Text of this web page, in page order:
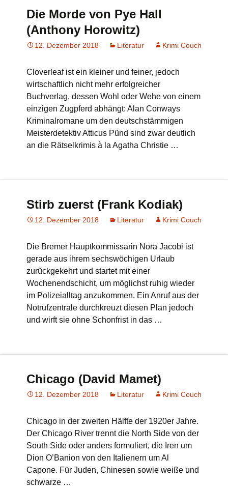
Die Morde von Pye Hall
(Anthony Horowitz)
12. Dezember 2018 Literatur Krimi Couch
Cloverleaf ist ein kleiner und feiner, jedoch
wirtschaftlich nicht mehr erfolgreicher
Buchverlag, dessen Wohl oder Wehe von einem
einzigen Zugpferd abhängt: Alan Conways
Kriminalromane um den deutschstämmigen
Meisterdetektiv Atticus Pünd sind zwar deutlich
an die Rätselkrimis à la Agatha Christie …
Stirb zuerst (Frank Kodiak)
12. Dezember 2018 Literatur Krimi Couch
Die Bremer Hauptkommissarin Nora Jacobi ist
gerade aus ihrem sechswöchigen Urlaub
zurückgekehrt und startet mit einer
Wochenendschicht, um möglichst ruhig wieder
im Polizeialltag anzukommen. Ein Anruf aus der
Notrufzentrale durchkreuzt diesen Plan jedoch
und wirft sie ohne Schonfrist in das …
Chicago (David Mamet)
12. Dezember 2018 Literatur Krimi Couch
Chicago in der zweiten Hälfte der 1920er Jahre.
Der Chicago River trennt die North Side von der
South Side oder anders formuliert, die Iren um
Dion O’Banion von den Italienern um Al
Capone. Für Juden, Chinesen sowie weiße und
schwarze …